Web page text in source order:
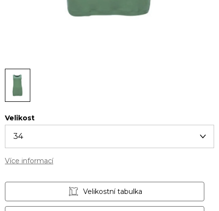
Velikost
Více informací
Velikostní tabulka